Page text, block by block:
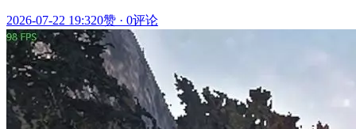
2026-07-22 19:320赞 · 0评论